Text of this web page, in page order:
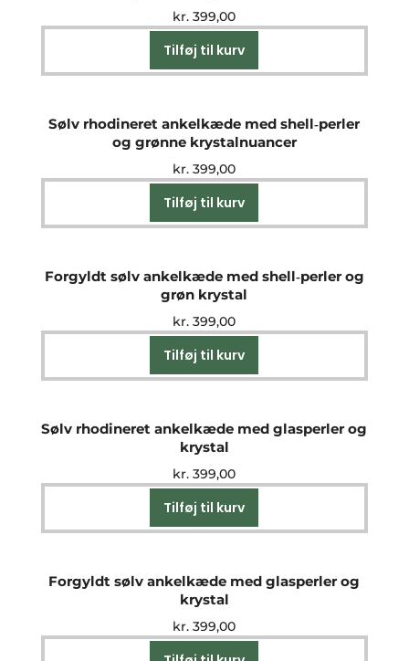
kr. 399,00
Tilføj til kurv
Sølv rhodineret ankelkæde med shell‑perler
og grønne krystalnuancer
kr. 399,00
Tilføj til kurv
Forgyldt sølv ankelkæde med shell‑perler og
grøn krystal
kr. 399,00
Tilføj til kurv
Sølv rhodineret ankelkæde med glasperler og
krystal
kr. 399,00
Tilføj til kurv
Forgyldt sølv ankelkæde med glasperler og
krystal
kr. 399,00